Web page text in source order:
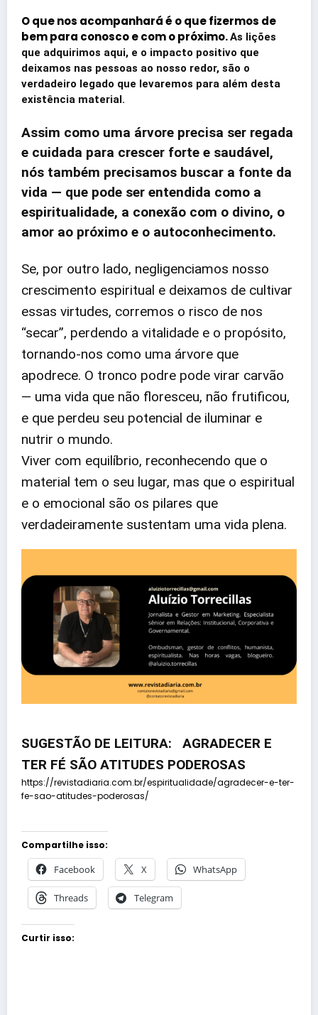
O que nos acompanhará é o que fizermos de
bem para conosco e com o próximo.As lições
que adquirimos aqui, e o impacto positivo que
deixamos nas pessoas ao nosso redor, são o
verdadeiro legado que levaremos para além desta
existência material.
Assim como uma árvore precisa ser regada
e cuidada para crescer forte e saudável,
nós também precisamos buscar a fonte da
vida — que pode ser entendida como a
espiritualidade, a conexão com o divino, o
amor ao próximo e o autoconhecimento.
Se, por outro lado, negligenciamos nosso
crescimento espiritual e deixamos de cultivar
essas virtudes, corremos o risco de nos
“secar”, perdendo a vitalidade e o propósito,
tornando-nos como uma árvore que
apodrece. O tronco podre pode virar carvão
— uma vida que não floresceu, não frutificou,
e que perdeu seu potencial de iluminar e
nutrir o mundo.
Viver com equilíbrio, reconhecendo que o
material tem o seu lugar, mas que o espiritual
e o emocional são os pilares que
verdadeiramente sustentam uma vida plena.
SUGESTÃO DE LEITURA: AGRADECER E
TER FÉ SÃO ATITUDES PODEROSAS
https://revistadiaria.com.br/espiritualidade/agradecer-e-ter-
fe-sao-atitudes-poderosas/
Compartilhe isso:
Facebook X WhatsApp
Threads Telegram
Curtir isso: